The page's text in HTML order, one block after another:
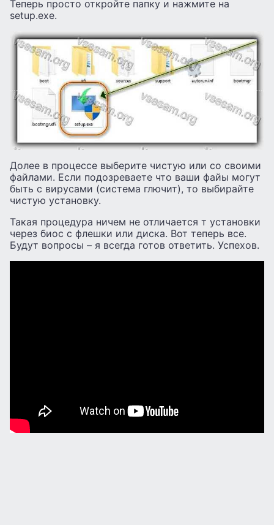
Теперь просто откройте папку и нажмите на
setup.exe.
Долее в процессе выберите чистую или со своими
файлами. Если подозреваете что ваши файы могут
быть с вирусами (система глючит), то выбирайте
чистую установку.
Такая процедура ничем не отличается т установки
через биос с флешки или диска. Вот теперь все.
Будут вопросы – я всегда готов ответить. Успехов.